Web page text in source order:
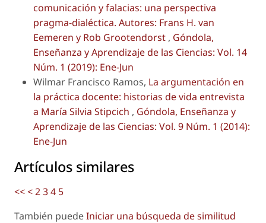
comunicación y falacias: una perspectiva
pragma-dialéctica. Autores: Frans H. van
Eemeren y Rob Grootendorst , Góndola,
Enseñanza y Aprendizaje de las Ciencias: Vol. 14
Núm. 1 (2019): Ene-Jun
Wilmar Francisco Ramos, La argumentación en
la práctica docente: historias de vida entrevista
a María Silvia Stipcich , Góndola, Enseñanza y
Aprendizaje de las Ciencias: Vol. 9 Núm. 1 (2014):
Ene-Jun
Artículos similares
<<<234 5
También puedeIniciar una búsqueda de similitud